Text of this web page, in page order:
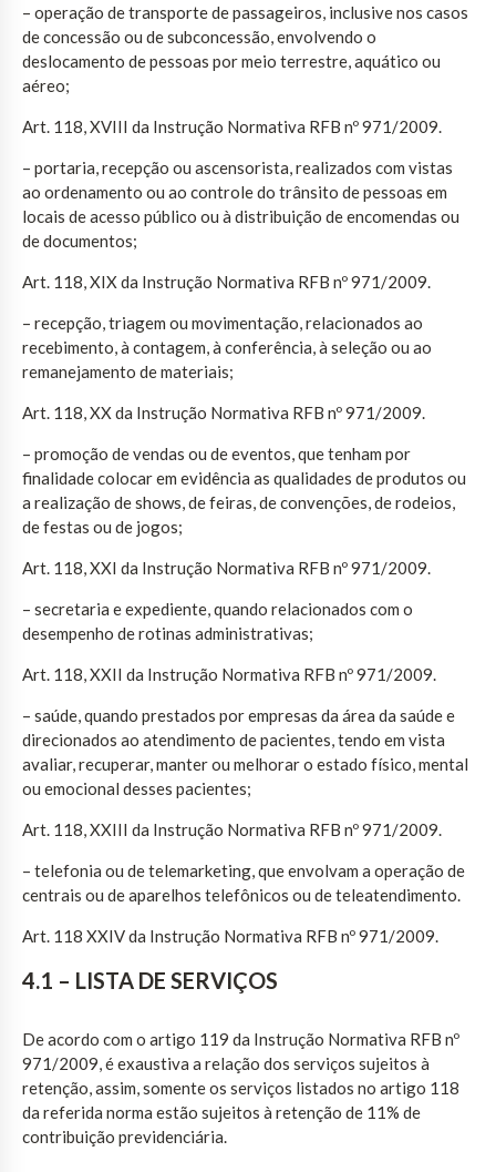
– operação de transporte de passageiros, inclusive nos casos
de concessão ou de subconcessão, envolvendo o
deslocamento de pessoas por meio terrestre, aquático ou
aéreo;
Art. 118, XVIII da Instrução Normativa RFB nº 971/2009.
– portaria, recepção ou ascensorista, realizados com vistas
ao ordenamento ou ao controle do trânsito de pessoas em
locais de acesso público ou à distribuição de encomendas ou
de documentos;
Art. 118, XIX da Instrução Normativa RFB nº 971/2009.
– recepção, triagem ou movimentação, relacionados ao
recebimento, à contagem, à conferência, à seleção ou ao
remanejamento de materiais;
Art. 118, XX da Instrução Normativa RFB nº 971/2009.
– promoção de vendas ou de eventos, que tenham por
finalidade colocar em evidência as qualidades de produtos ou
a realização de shows, de feiras, de convenções, de rodeios,
de festas ou de jogos;
Art. 118, XXI da Instrução Normativa RFB nº 971/2009.
– secretaria e expediente, quando relacionados com o
desempenho de rotinas administrativas;
Art. 118, XXII da Instrução Normativa RFB nº 971/2009.
– saúde, quando prestados por empresas da área da saúde e
direcionados ao atendimento de pacientes, tendo em vista
avaliar, recuperar, manter ou melhorar o estado físico, mental
ou emocional desses pacientes;
Art. 118, XXIII da Instrução Normativa RFB nº 971/2009.
– telefonia ou de telemarketing, que envolvam a operação de
centrais ou de aparelhos telefônicos ou de teleatendimento.
Art. 118 XXIV da Instrução Normativa RFB nº 971/2009.
4.1 – LISTA DE SERVIÇOS
De acordo com o artigo 119 da Instrução Normativa RFB nº
971/2009, é exaustiva a relação dos serviços sujeitos à
retenção, assim, somente os serviços listados no artigo 118
da referida norma estão sujeitos à retenção de 11% de
contribuição previdenciária.